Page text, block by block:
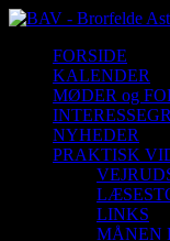
FORSIDE
KALENDER
MØDER og
NYHEDER
PRAKTISK
LINKS
MÅNEN